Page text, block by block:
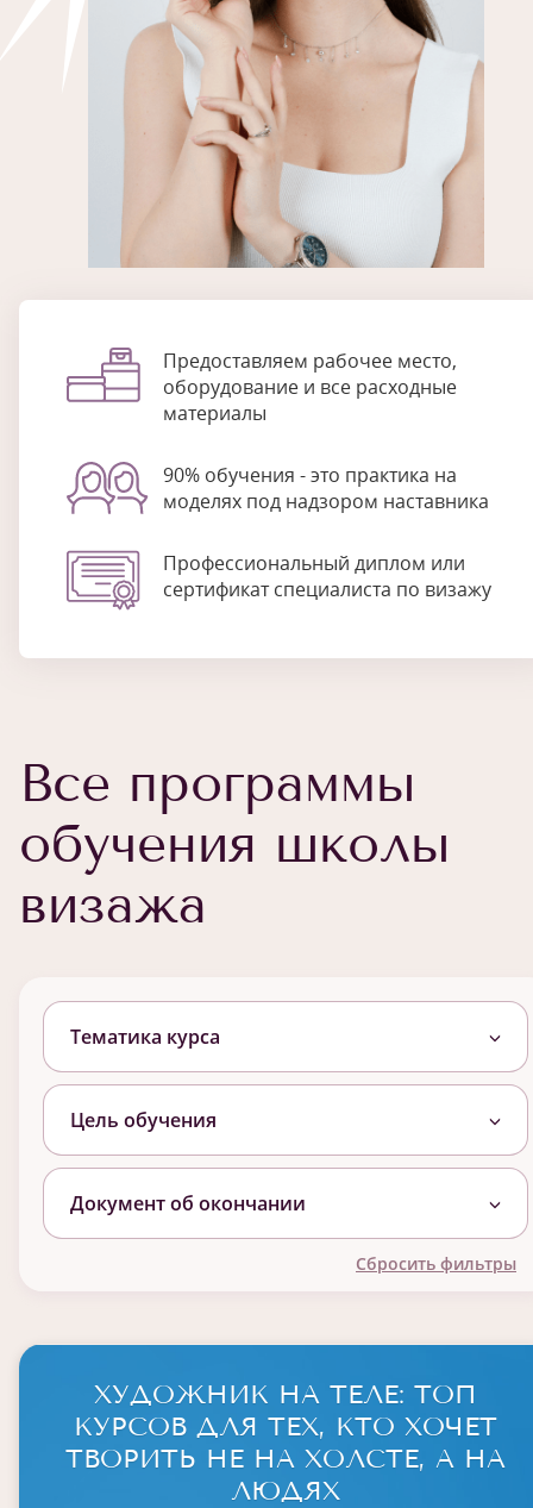
Предоставляем рабочее место,
оборудование и все расходные
материалы
90% обучения - это практика на
моделях под надзором наставника
Профессиональный диплом или
сертификат специалиста по визажу
Все программы
обучения школы
визажа
Тематика курса
Цель обучения
Документ об окончании
Сбросить фильтры
ХУДОЖНИК НА ТЕЛЕ: ТОП
КУРСОВ ДЛЯ ТЕХ, КТО ХОЧЕТ
ТВОРИТЬ НЕ НА ХОЛСТЕ, А НА
ЛЮДЯХ